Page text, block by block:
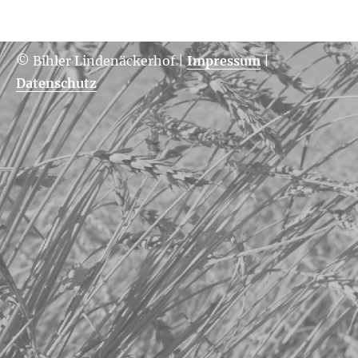
© Bihler Lindenäckerhof|Impressum|
Datenschutz